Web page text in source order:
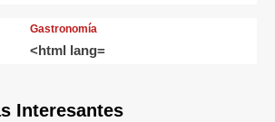
Gastronomía
<html lang=
Interesantes